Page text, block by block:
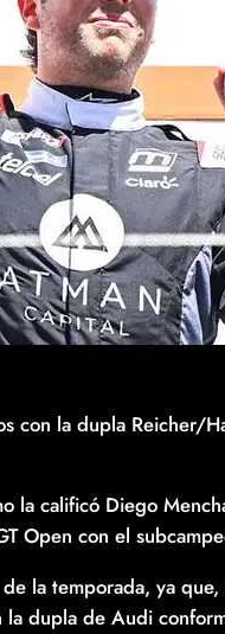
con la dupla Reicher/
la calificó Diego
Open con el
la temporada, ya
dupla de Audi